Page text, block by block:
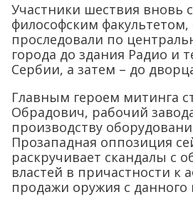
Участники шествия вновь
философским факультетом,
проследовали по
города до здания Радио и
Сербии, а затем – до
Главным героем митинга
Обрадович, рабочий
производству
Прозападная оппозиция
раскручивает скандалы с
властей в причастности к
продажи оружия с данного